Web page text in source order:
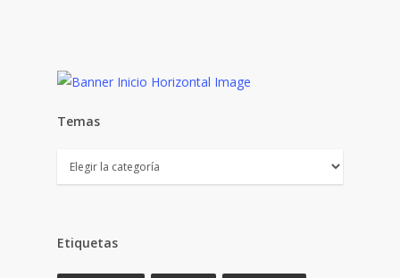
Temas
Temas
Etiquetas